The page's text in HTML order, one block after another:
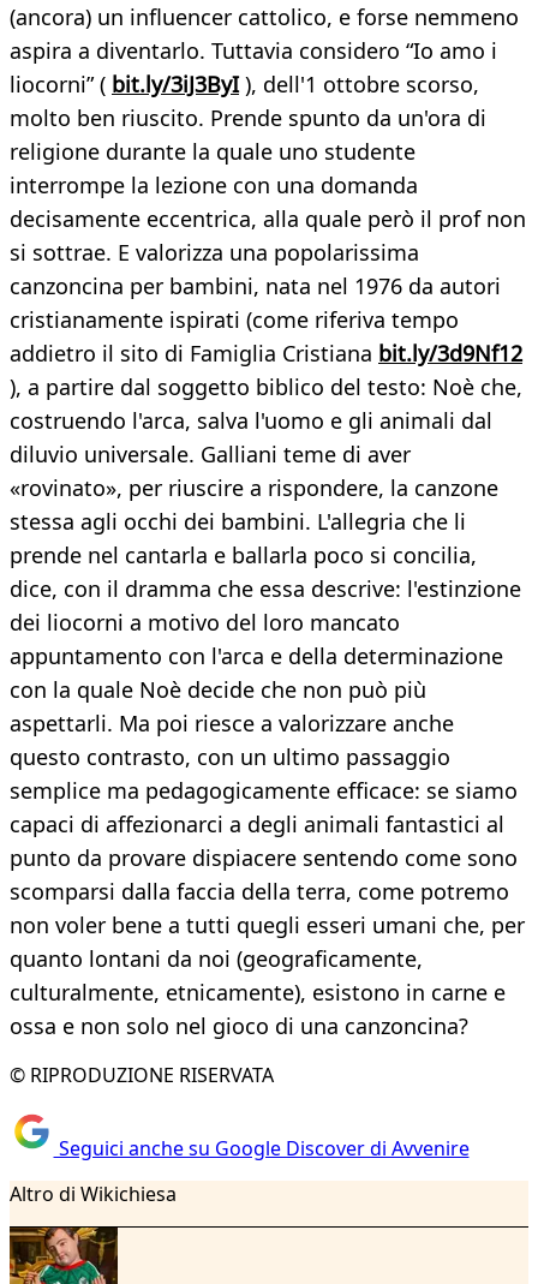
(ancora) un influencer cattolico, e forse nemmeno
aspira a diventarlo. Tuttavia considero “Io amo i
liocorni” ( bit.ly/3iJ3ByI), dell'1 ottobre scorso,
molto ben riuscito. Prende spunto da un'ora di
religione durante la quale uno studente
interrompe la lezione con una domanda
decisamente eccentrica, alla quale però il prof non
si sottrae. E valorizza una popolarissima
canzoncina per bambini, nata nel 1976 da autori
cristianamente ispirati (come riferiva tempo
addietro il sito di Famiglia Cristiana bit.ly/3d9Nf12
), a partire dal soggetto biblico del testo: Noè che,
costruendo l'arca, salva l'uomo e gli animali dal
diluvio universale. Galliani teme di aver
«rovinato», per riuscire a rispondere, la canzone
stessa agli occhi dei bambini. L'allegria che li
prende nel cantarla e ballarla poco si concilia,
dice, con il dramma che essa descrive: l'estinzione
dei liocorni a motivo del loro mancato
appuntamento con l'arca e della determinazione
con la quale Noè decide che non può più
aspettarli. Ma poi riesce a valorizzare anche
questo contrasto, con un ultimo passaggio
semplice ma pedagogicamente efficace: se siamo
capaci di affezionarci a degli animali fantastici al
punto da provare dispiacere sentendo come sono
scomparsi dalla faccia della terra, come potremo
non voler bene a tutti quegli esseri umani che, per
quanto lontani da noi (geograficamente,
culturalmente, etnicamente), esistono in carne e
ossa e non solo nel gioco di una canzoncina?
© RIPRODUZIONE RISERVATA
Seguici anche su Google Discover di Avvenire
Altro di Wikichiesa